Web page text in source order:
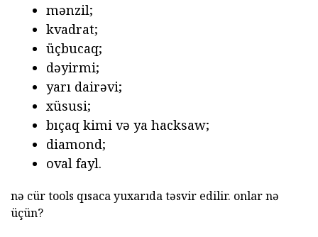
mənzil;
kvadrat;
üçbucaq;
dəyirmi;
yarı dairəvi;
xüsusi;
bıçaq kimi və ya hacksaw;
diamond;
oval fayl.
nə cürtools qısaca yuxarıda təsvir edilir. onlar nə
üçün?